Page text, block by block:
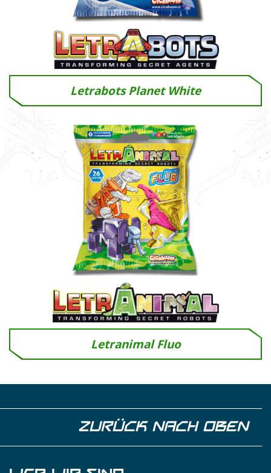
Letrabots Planet White
Letranimal Fluo
ZURÜCK NACH OBEN